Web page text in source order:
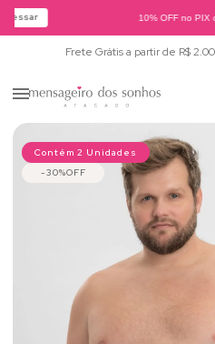
10% OFF no PIX
Frete Grátis a partir de R$
Contém 2 Unidades
30%OFF